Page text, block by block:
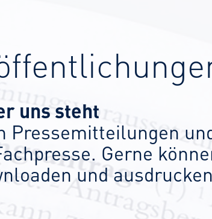
uns steht
Pressemitteilungen
Gerne
und